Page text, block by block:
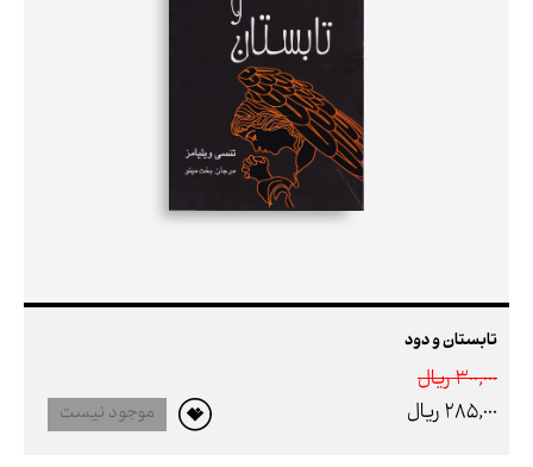
تابستان و دود
300,000 ريال
285,000 ريال
موجود نیست